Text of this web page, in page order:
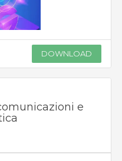
DOWNLOAD
e